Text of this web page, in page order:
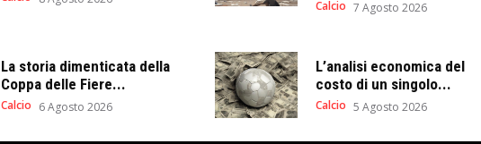
Calcio 7 Agosto 2026
La storia dimenticata della
Coppa delle Fiere...
Calcio 6 Agosto 2026
L’analisi economica del
costo di un singolo...
Calcio 5 Agosto 2026